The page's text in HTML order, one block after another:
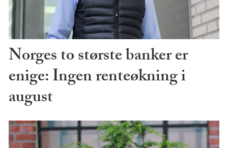
Norges to største banker er
enige: Ingen renteøkning i
august